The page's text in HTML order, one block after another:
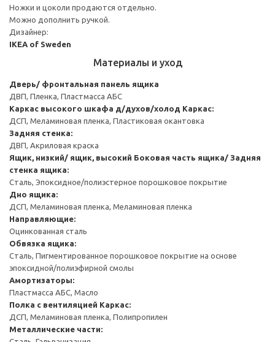
Ножки и цоколи продаются отдельно.
Можно дополнить ручкой.
Дизайнер:
IKEA of Sweden
Материалы и уход
Дверь/ фронтальная панель ящика
ДВП, Пленка, Пластмасса АБС
Каркас высокого шкафа д/духов/холод Каркас:
ДСП, Меламиновая пленка, Пластиковая окантовка
Задняя стенка:
ДВП, Акриловая краска
Ящик, низкий/ ящик, высокий Боковая часть ящика/ Задняя
стенка ящика:
Сталь, Эпоксидное/полиэстерное порошковое покрытие
Дно ящика:
ДСП, Меламиновая пленка, Меламиновая пленка
Направляющие:
Оцинкованная сталь
Обвязка ящика:
Сталь, Пигментированное порошковое покрытие на основе
эпоксидной/полиэфирной смолы
Амортизаторы:
Пластмасса АБС, Масло
Полка с вентиляцией Каркас:
ДСП, Меламиновая пленка, Полипропилен
Металлические части: